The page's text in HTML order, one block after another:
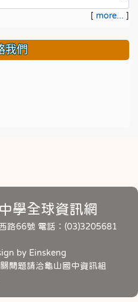
[ more... ]
我們
學全球資訊網
路66號 電話：(03)3205681
by Einskeng
問題請洽龜山國中資訊組